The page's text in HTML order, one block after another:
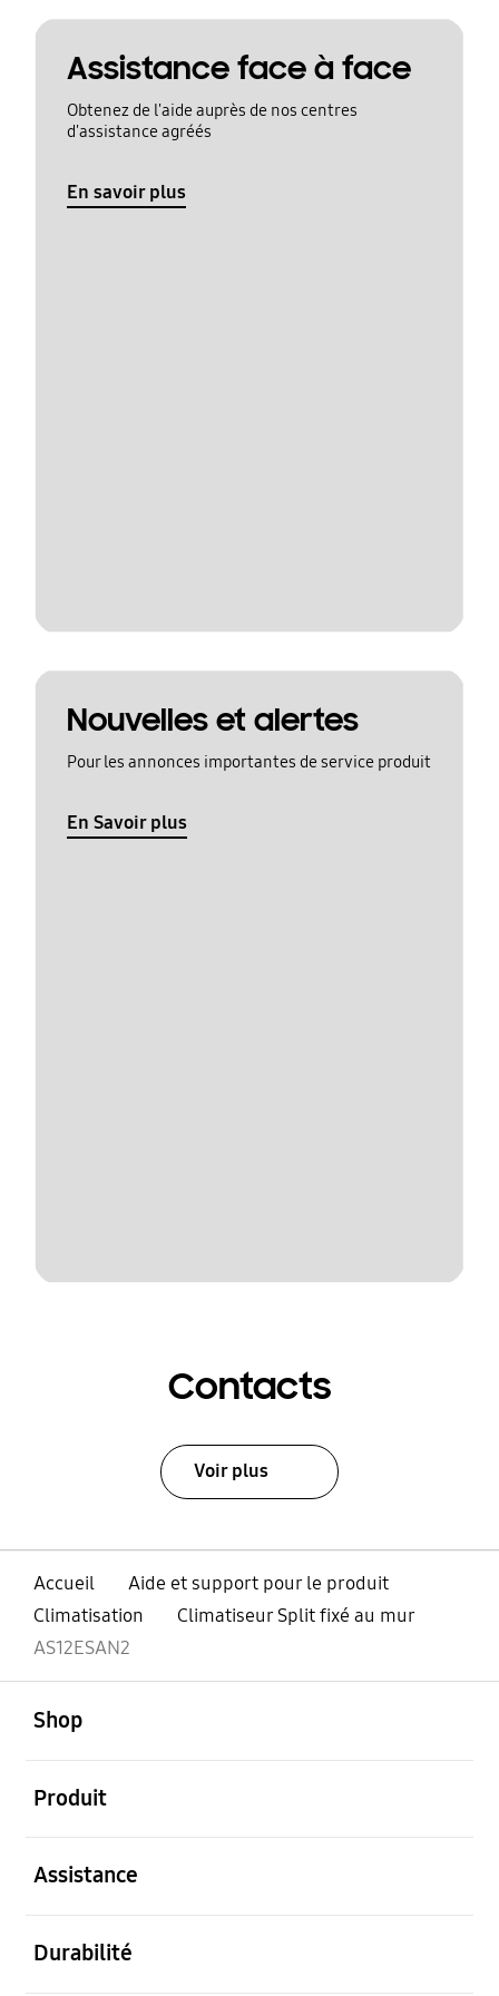
Assistance face à face
Obtenez de l'aide auprès de nos centres
d'assistance agréés
En savoir plus
Nouvelles et alertes
Pour les annonces importantes de service produit
En Savoir plus
Contacts
Voir plus
Accueil
Aide et support pour le produit
Climatisation
Climatiseur Split fixé au mur
AS12ESAN2
Shop
Produit
Assistance
Durabilité